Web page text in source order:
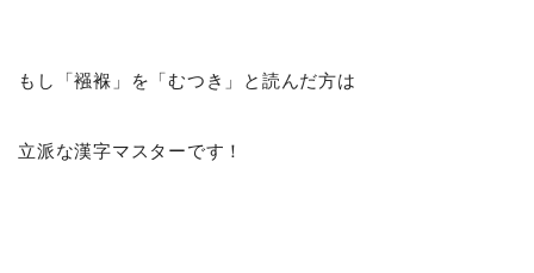
もし「襁褓」を「むつき」と読んだ方は
立派な漢字マスターです！